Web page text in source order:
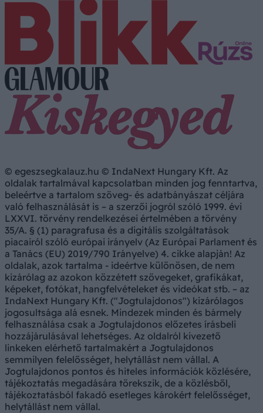
© egeszsegkalauz.hu © IndaNext Hungary Kft. Az
oldalak tartalmával kapcsolatban minden jog fenntartva,
beleértve a tartalom szöveg- és adatbányászat céljára
való felhasználását is – a szerzői jogról szóló 1999. évi
LXXVI. törvény rendelkezései értelmében a törvény
35/A. § (1) paragrafusa és a digitális szolgáltatások
piacairól szóló európai irányelv (Az Európai Parlament és
a Tanács (EU) 2019/790 Irányelve) 4. cikke alapján! Az
oldalak, azok tartalma - ideértve különösen, de nem
kizárólag az azokon közzétett szövegeket, grafikákat,
képeket, fotókat, hangfelvételeket és videókat stb. – az
IndaNext Hungary Kft. ("Jogtulajdonos") kizárólagos
jogosultsága alá esnek. Mindezek minden és bármely
felhasználása csak a Jogtulajdonos előzetes írásbeli
hozzájárulásával lehetséges. Az oldalról kivezető
linkeken elérhető tartalmakért a Jogtulajdonos
semmilyen felelősséget, helytállást nem vállal. A
Jogtulajdonos pontos és hiteles információk közlésére,
tájékoztatás megadására törekszik, de a közlésből,
tájékoztatásból fakadó esetleges károkért felelősséget,
helytállást nem vállal.